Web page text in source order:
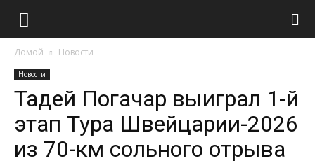
Домой Новости
Новости
Тадей Погачар выиграл 1-й
этап Тура Швейцарии-2026
из 70-км сольного отрыва